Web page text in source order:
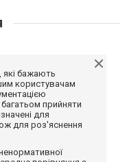
які бажають
користувачам
прийняти
для
для роз'яснення